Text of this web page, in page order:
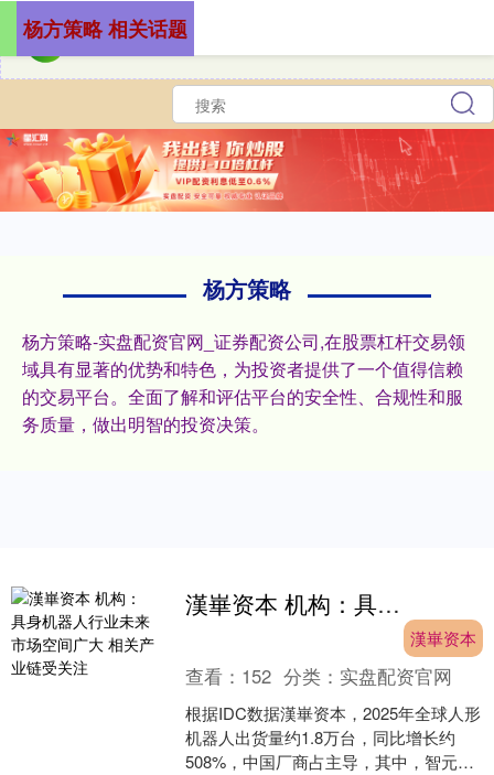
杨方策略
杨方策略-实盘配资官网_证券配资公司,在股票杠杆交易领
域具有显著的优势和特色，为投资者提供了一个值得信赖
的交易平台。全面了解和评估平台的安全性、合规性和服
务质量，做出明智的投资决策。
杨方策略 相关话题
漢崋资本 机构：具身机器人行业未来市场空间广大 相关产业链受关注
漢崋资本
查看： 152 分类： 实盘配资官网
根据IDC数据漢崋资本，2025年全球人形
机器人出货量约1.8万台，同比增长约
508%，中国厂商占主导，其中，智元以